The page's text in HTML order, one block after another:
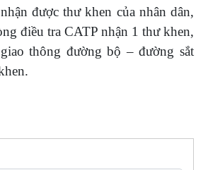
được thư khen của nhân dân,
điều tra CATP nhận 1 thư khen,
thông đường bộ – đường sắt